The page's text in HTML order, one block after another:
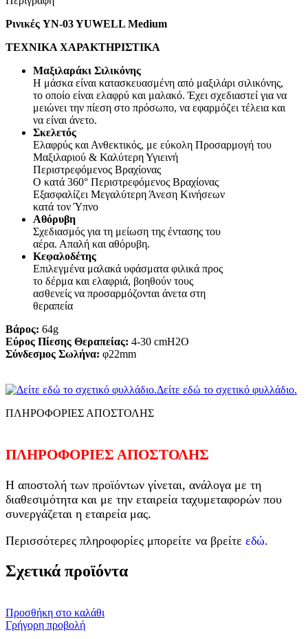
Ρινικές YN-03 YUWELL Medium
ΤΕΧΝΙΚΑ ΧΑΡΑΚΤΗΡΙΣΤΙΚΑ
Μαξιλαράκι Σιλικόνης
Η μάσκα είναι κατασκευασμένη από μαξιλάρι σιλικόνης,
το οποίο είναι ελαφρύ και μαλακό. Έχει σχεδιαστεί για να
μειώνει την πίεση στο πρόσωπο, να εφαρμόζει τέλεια και
να είναι άνετο.
Σκελετός
Ελαφρύς και Ανθεκτικός, με εύκολη Προσαρμογή του
Μαξιλαριού & Καλύτερη Υγιεινή
Περιστρεφόμενος Βραχίονας
Ο κατά 360° Περιστρεφόμενος Βραχίονας
Εξασφαλίζει Μεγαλύτερη Άνεση Κινήσεων
κατά τον Ύπνο
Αθόρυβη
Σχεδιασμός για τη μείωση της έντασης του
αέρα. Απαλή και αθόρυβη.
Κεφαλοδέτης
Επιλεγμένα μαλακά υφάσματα φιλικά προς
το δέρμα και ελαφριά, βοηθούν τους
ασθενείς να προσαρμόζονται άνετα στη
θεραπεία
Βάρος: 64g
Εύρος Πίεσης Θεραπείας: 4-30 cmH2Ο
Σύνδεσμος Σωλήνα: φ22mm
Δείτε εδώ το σχετικό φυλλάδιο.
ΠΛΗΡΟΦΟΡΙΕΣ ΑΠΟΣΤΟΛΗΣ
ΠΛΗΡΟΦΟΡΙΕΣ ΑΠΟΣΤΟΛΗΣ
Η αποστολή των προϊόντων γίνεται, ανάλογα με τη
διαθεσιμότητα και με την εταιρεία ταχυμεταφορών που
συνεργάζεται η εταιρεία μας.
Περισσότερες πληροφορίες μπορείτε να βρείτε εδώ.
Σχετικά προϊόντα
Προσθήκη στο καλάθι
Γρήγορη προβολή